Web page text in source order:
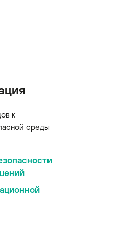
к
среды